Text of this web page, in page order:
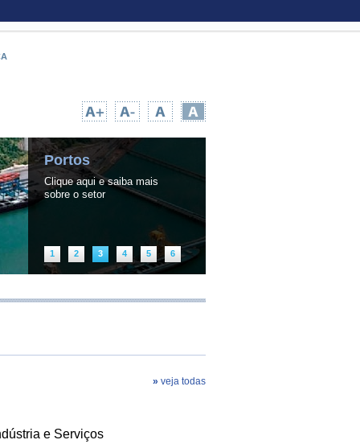
Portos
Clique aqui e saiba mais
sobre o setor
1 2 3 4 5 6
» veja todas
e Serviços